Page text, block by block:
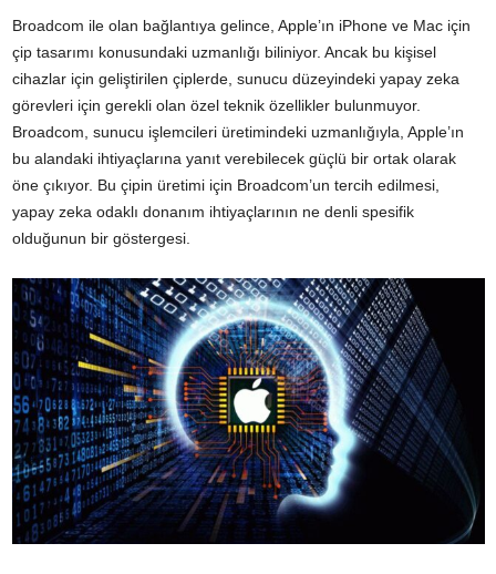
Broadcom ile olan bağlantıya gelince, Apple’ın iPhone ve Mac için
çip tasarımı konusundaki uzmanlığı biliniyor. Ancak bu kişisel
cihazlar için geliştirilen çiplerde, sunucu düzeyindeki yapay zeka
görevleri için gerekli olan özel teknik özellikler bulunmuyor.
Broadcom, sunucu işlemcileri üretimindeki uzmanlığıyla, Apple’ın
bu alandaki ihtiyaçlarına yanıt verebilecek güçlü bir ortak olarak
öne çıkıyor. Bu çipin üretimi için Broadcom’un tercih edilmesi,
yapay zeka odaklı donanım ihtiyaçlarının ne denli spesifik
olduğunun bir göstergesi.